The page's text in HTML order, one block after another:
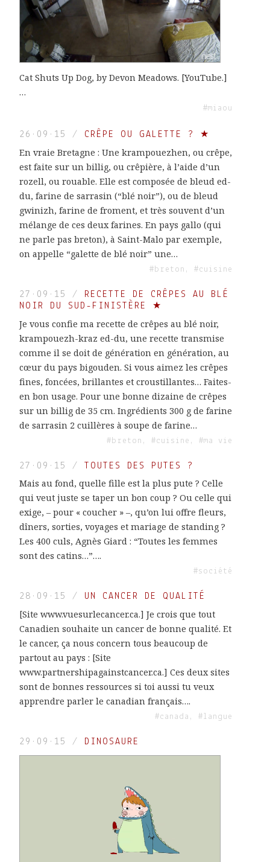
Cat Shuts Up Dog, by Devon Meadows. [YouTube.]
…
#miaou
26·09·15 / CRÊPE OU GALETTE ? ★
En vraie Bretagne : Une krampouezhen, ou crêpe,
est faite sur un billig, ou crêpière, à l’aide d’un
rozell, ou rouable. Elle est composée de bleud ed-
du, farine de sarrasin (“blé noir”), ou de bleud
gwinizh, farine de froment, et très souvent d’un
mélange de ces deux farines. En pays gallo (qui
ne parle pas breton), à Saint-Malo par exemple,
on appelle “galette de blé noir” une…
#breton, #cuisine
27·09·15 /
RECETTE DE CRÊPES AU BLÉ
NOIR DU SUD-FINISTÈRE ★
Je vous confie ma recette de crêpes au blé noir,
krampouezh-kraz ed-du, une recette transmise
comme il se doit de génération en génération, au
cœur du pays bigouden. Si vous aimez les crêpes
fines, foncées, brillantes et croustillantes… Faites-
en bon usage. Pour une bonne dizaine de crêpes
sur un billig de 35 cm. Ingrédients 300 g de farine
de sarrasin 2 cuillères à soupe de farine…
#breton, #cuisine, #ma vie
27·09·15 / TOUTES DES PUTES ?
Mais au fond, quelle fille est la plus pute ? Celle
qui veut juste se taper un bon coup ? Ou celle qui
exige, – pour « coucher » –, qu’on lui offre fleurs,
dîners, sorties, voyages et mariage de standing ?
Les 400 culs, Agnès Giard : “Toutes les femmes
sont des catins…”….
#société
28·09·15 / UN CANCER DE QUALITÉ
[Site www.vuesurlecancer.ca.] Je crois que tout
Canadien souhaite un cancer de bonne qualité. Et
le cancer, ça nous concern tous beaucoup de
partout au pays : [Site
www.partnershipagainstcancer.ca.] Ces deux sites
sont de bonnes ressources si toi aussi tu veux
apprendre parler le canadian français….
#canada, #langue
29·09·15 / DINOSAURE